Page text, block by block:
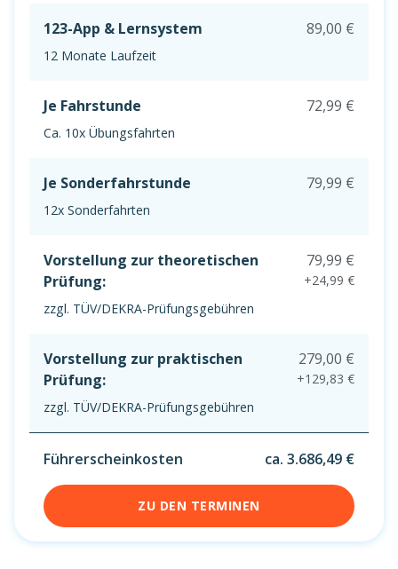
123-App & Lernsystem
12 Monate Laufzeit
89,00 €
Je Fahrstunde
Ca. 10x Übungsfahrten
72,99 €
Je Sonderfahrstunde
12x Sonderfahrten
79,99 €
Vorstellung zur theoretischen
Prüfung:
zzgl. TÜV/DEKRA-Prüfungsgebühren
79,99 €
+24,99 €
Vorstellung zur praktischen
Prüfung:
zzgl. TÜV/DEKRA-Prüfungsgebühren
279,00 €
+129,83 €
Führerscheinkosten ca. 3.686,49 €
ZU DEN TERMINEN